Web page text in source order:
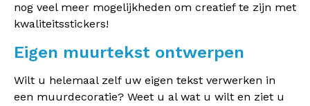
nog veel meer mogelijkheden om creatief te zijn met
kwaliteitsstickers!
Eigen muurtekst ontwerpen
Wilt u helemaal zelf uw eigen tekst verwerken in
een muurdecoratie? Weet u al wat u wilt en ziet u